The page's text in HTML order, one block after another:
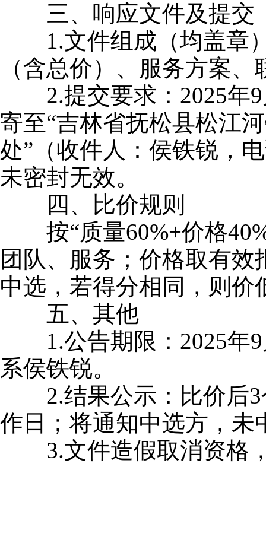
三、响应文件及提交
1.文件组成（均盖章）
（含总价）、服务方案
2.提交要求：2025年9
寄至“吉林省抚松县松江
处”（收件人：侯铁锐，
未密封无效。
四、比价规则
按“质量60%+价格
团队、服务；价格取有
中选，若得分相同，则
五、其他
1.公告期限：2025年9
系侯铁锐。
2.结果公示：比价后3
作日；将通知中选方，未
3.文件造假取消资格